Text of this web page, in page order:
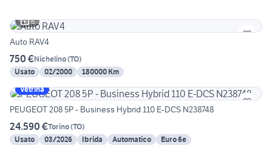
6
Auto RAV4
750 €Nichelino(TO)
Usato
02/2000
180000 Km
Vetrina
PEUGEOT 208 5P - Business Hybrid 110 E-DCS N238748
24.590 €Torino(TO)
Usato
03/2026 Ibrida Automatico
Euro 6e